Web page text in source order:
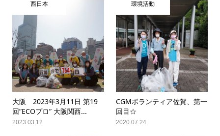
西日本
大阪 2023年3月11日 第19
回”ECOプロ” 大阪関西...
2023.03.12
環境活動
CGMボランティア佐賀、第一
回目☆
2020.07.24